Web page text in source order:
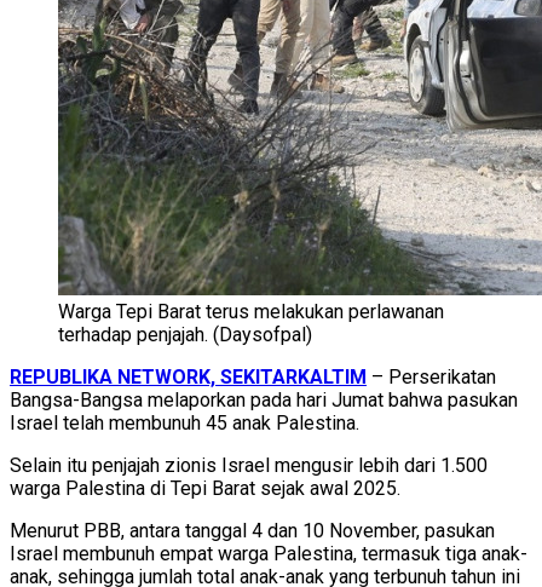
Warga Tepi Barat terus melakukan perlawanan
terhadap penjajah. (Daysofpal)
REPUBLIKA NETWORK, SEKITARKALTIM – Perserikatan
Bangsa-Bangsa melaporkan pada hari Jumat bahwa pasukan
Israel telah membunuh 45 anak Palestina.
Selain itu penjajah zionis Israel mengusir lebih dari 1.500
warga Palestina di Tepi Barat sejak awal 2025.
Menurut PBB, antara tanggal 4 dan 10 November, pasukan
Israel membunuh empat warga Palestina, termasuk tiga anak-
anak, sehingga jumlah total anak-anak yang terbunuh tahun ini